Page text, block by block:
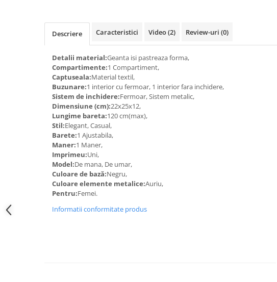
Descriere Caracteristici Video(2) Review-uri (0)
Detalii material:Geanta isi pastreaza forma,
Compartimente:1 Compartiment,
Captuseala:Material textil,
Buzunare:1 interior cu fermoar, 1 interior fara inchidere,
Sistem de inchidere:Fermoar, Sistem metalic,
Dimensiune (cm):22x25x12,
Lungime bareta:120 cm(max),
Stil:Elegant, Casual,
Barete:1 Ajustabila,
Maner:1 Maner,
Imprimeu:Uni,
Model:De mana, De umar,
Culoare de bază:Negru,
Culoare elemente metalice:Auriu,
Pentru:Femei.
Informatii conformitate produs